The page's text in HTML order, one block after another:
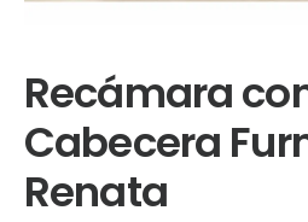
Recámara
Cabecera
Renata